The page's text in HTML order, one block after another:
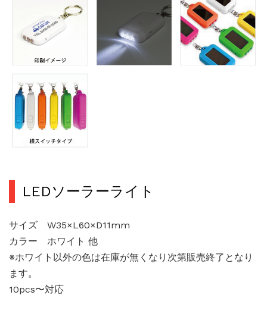
LEDソーラーライト
サイズ W35×L60×D11mm
カラー ホワイト 他
※ホワイト以外の色は在庫が無くなり次第販売終了となり
ます。
10pcs〜対応